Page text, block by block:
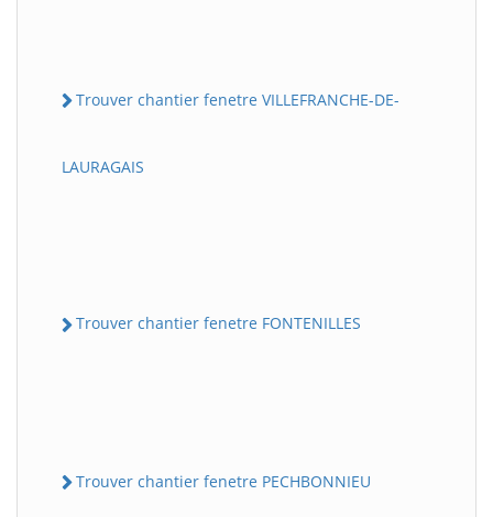
Trouver chantier fenetre VILLEFRANCHE-DE-
LAURAGAIS
Trouver chantier fenetre FONTENILLES
Trouver chantier fenetre PECHBONNIEU